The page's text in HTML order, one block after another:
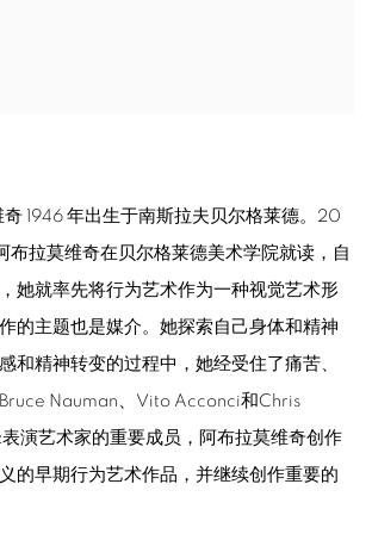
奇 1946 年出生于南斯拉夫贝尔格莱德。20
布拉莫维奇在贝尔格莱德美术学院就读，自
她就率先将行为艺术作为一种视觉艺术形
的主题也是媒介。她探索自己身体和精神
和精神转变的过程中，她经受住了痛苦、
Nauman、Vito Acconci和Chris
演艺术家的重要成员，阿布拉莫维奇创作
的早期行为艺术作品，并继续创作重要的